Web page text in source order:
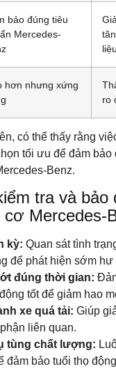
bảo đúng tiêu
Mercedes-
liệu
hơn nhưng xứng
ro
có thể thấy rằng
tối ưu để đảm bảo
Benz.
tra và bảo
Mercedes-
kỳ: Quan sát tình
để phát hiện sớm hư
đúng thời gian:
tốt để giảm hao
xe quá tải: Giúp
liên quan.
tùng chất lượng:
đảm bảo tuổi thọ